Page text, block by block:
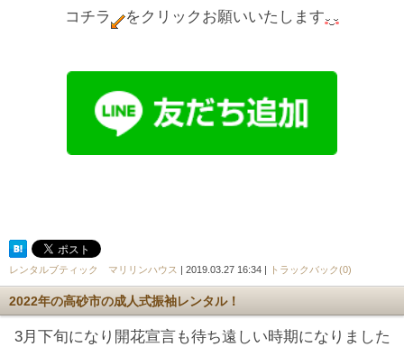
コチラ をクリックお願いいたします
レンタルブティック マリリンハウス | 2019.03.27 16:34 | トラックバック(0)
2022年の高砂市の成人式振袖レンタル！
3月下旬になり開花宣言も待ち遠しい時期になりました